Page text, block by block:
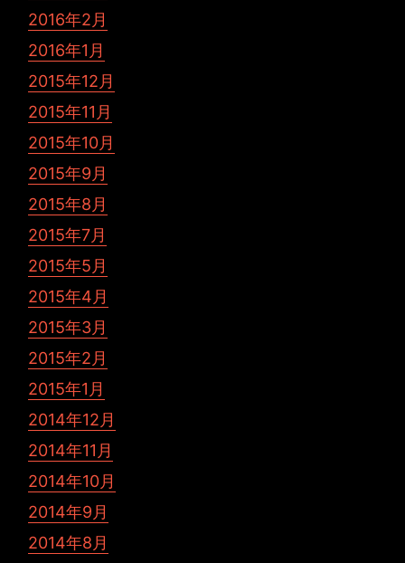
2016年2月
2016年1月
2015年12月
2015年11月
2015年10月
2015年9月
2015年8月
2015年7月
2015年5月
2015年4月
2015年3月
2015年2月
2015年1月
2014年12月
2014年11月
2014年10月
2014年9月
2014年8月